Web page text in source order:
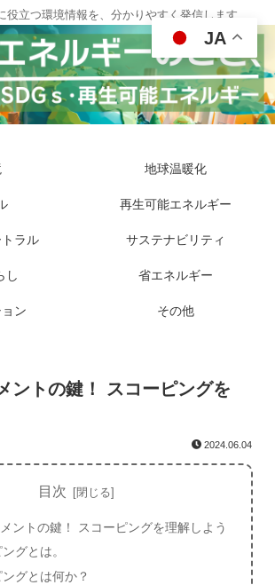
役立つ環境情報を、分かりやすく発信します
地球温暖化
再生可能エネルギー
ラル サステナビリティ
し 省エネルギー
ン その他
ントの鍵！ スコーピングを
2024.06.04
目次
ントの鍵！ スコーピングを理解しよう
グとは。
グとは何か？
JA